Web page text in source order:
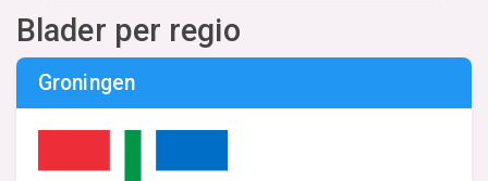
Blader per regio
Groningen